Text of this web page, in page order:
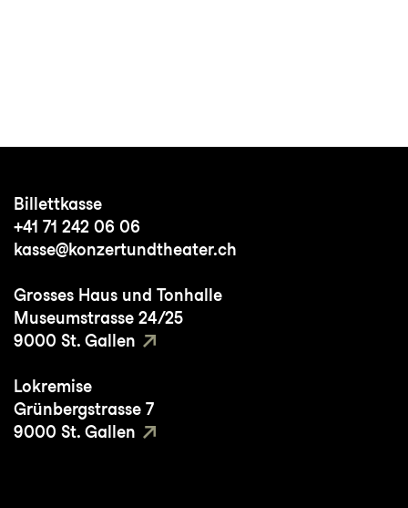
Billettkasse
+41 71 242 06 06
kasse@konzertundtheater.ch
Grosses Haus und Tonhalle
Museumstrasse 24/25
9000 St. Gallen
Lokremise
Grünbergstrasse 7
9000 St. Gallen